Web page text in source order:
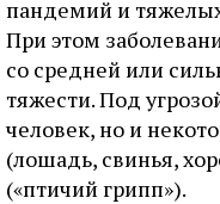
пандемий и
При этом
со средней или
тяжести. Под
человек, но и
(лошадь, свинья,
(«птичий грипп»).